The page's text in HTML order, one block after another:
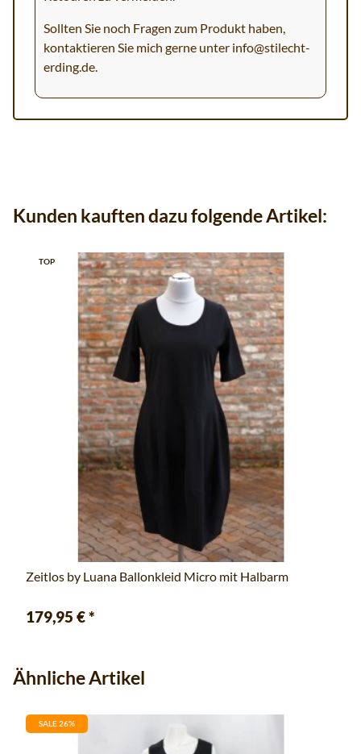
Sollten Sie noch Fragen zum Produkt haben,
kontaktieren Sie mich gerne unter info@stilecht-
erding.de.
Kunden kauften dazu folgende Artikel:
TOP
Zeitlos by Luana Ballonkleid Micro mit Halbarm
179,95 €*
Ähnliche Artikel
SALE 26%